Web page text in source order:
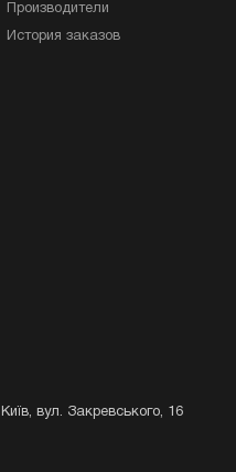
Производители
История заказов
вул. Закревського, 16